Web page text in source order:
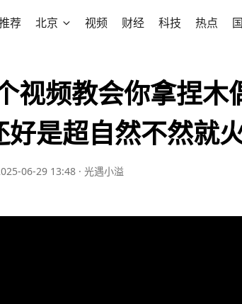
荐 北京 视频 财经 科技 热点
视频教会你拿捏木
好是超自然不然就
06-29 13:48 · 光遇小溢